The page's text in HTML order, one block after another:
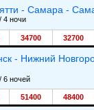
- Самара -
4 ночи
34700 32700
- Нижний
6 ночей
51400 48400